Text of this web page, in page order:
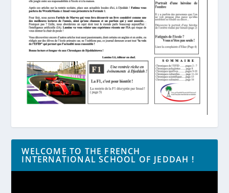
WELCOME TO THE FRENCH
INTERNATIONAL SCHOOL OF JEDDAH !
Lecteur